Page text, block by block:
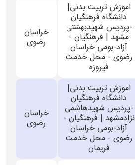
اموزش تربیت بدنی|
دانشگاه فرهنگیان
-پردیس شهیدبهشتی
مشهد | فرهنگیان -
آزاد-بومی خراسان
رضوی - محل خدمت
فیروزه
خراسان
رضوی
اموزش تربیت بدنی|
دانشگاه فرهنگیان
-پردیس شهیدهاشمی
نژادمشهد | فرهنگیان -
آزاد-بومی خراسان
رضوی - محل خدمت
فریمان
خراسان
رضوی